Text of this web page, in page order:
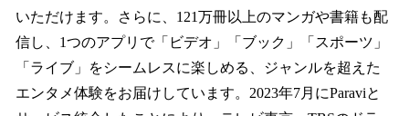
いただけます。さらに、121万冊以上のマンガや書籍も配
信し、1つのアプリで「ビデオ」「ブック」「スポーツ」
「ライブ」をシームレスに楽しめる、ジャンルを超えた
エンタメ体験をお届けしています。2023年7月にParaviと